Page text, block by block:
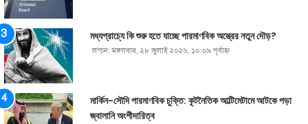
মধ্যপ্রাচ্যে কি শুরু হতে যাচ্ছে পারমাণবিক অস্ত্রের নতুন দৌড়?
লন্ডন: মঙ্গলবার, ২৮ জুলাই ২০২৬, ১০:০৯ পূর্বাহ্ণ
মার্কিন-সৌদি পারমাণবিক চুক্তি: কূটনৈতিক আল্টিমেটামে আটকে পড়া
জ্বালানি অংশীদারিত্ব